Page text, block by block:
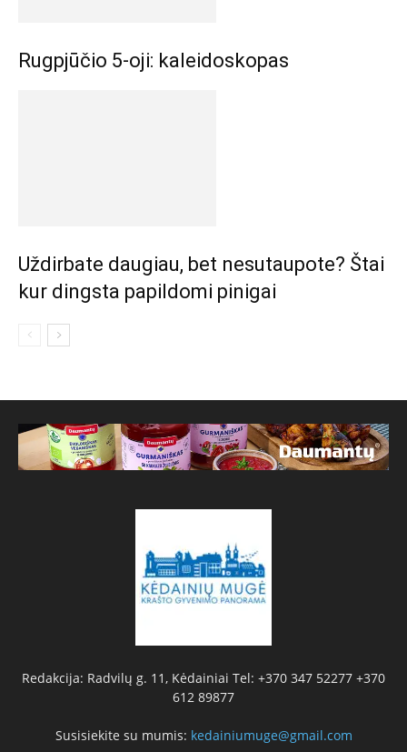
Rugpjūčio 5-oji: kaleidoskopas
Uždirbate daugiau, bet nesutaupote? Štai
kur dingsta papildomi pinigai
Redakcija: Radvilų g. 11, Kėdainiai Tel: +370 347 52277 +370
612 89877
Susisiekite su mumis: kedainiumuge@gmail.com